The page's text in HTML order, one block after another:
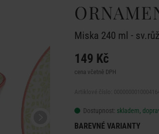
Miska 240 ml -
149 Kč
cena včetně DPH
Dostupnost: skladem,
BAREVNÉ VARIANTY